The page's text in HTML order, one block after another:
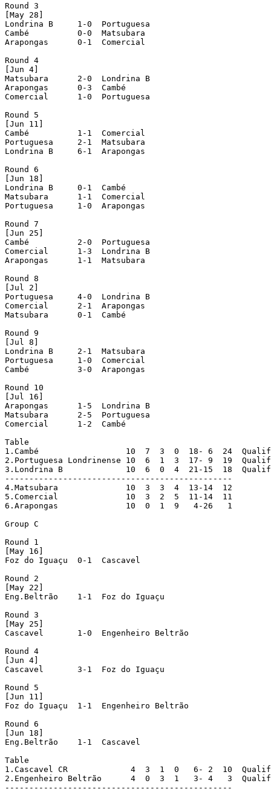
Round 3
[May 28]
Londrina B     1-0  Portuguesa
Cambé          0-0  Matsubara
Arapongas      0-1  Comercial
Round 4
[Jun 4]
Matsubara      2-0  Londrina B
Arapongas      0-3  Cambé
Comercial      1-0  Portuguesa
Round 5
[Jun 11]
Cambé          1-1  Comercial
Portuguesa     2-1  Matsubara
Londrina B     6-1  Arapongas
Round 6
[Jun 18]
Londrina B     0-1  Cambé
Matsubara      1-1  Comercial
Portuguesa     1-0  Arapongas
Round 7
[Jun 25]
Cambé          2-0  Portuguesa
Comercial      1-3  Londrina B
Arapongas      1-1  Matsubara
Round 8
[Jul 2]
Portuguesa     4-0  Londrina B
Comercial      2-1  Arapongas
Matsubara      0-1  Cambé
Round 9
[Jul 8]
Londrina B     2-1  Matsubara
Portuguesa     1-0  Comercial
Cambé          3-0  Arapongas
Round 10
[Jul 16]
Arapongas      1-5  Londrina B
Matsubara      2-5  Portuguesa
Comercial      1-2  Cambé
Table
1.Cambé                  10  7  3  0  18- 6  24
2.Portuguesa Londrinense 10  6  1  3  17- 9  19
3.Londrina B             10  6  0  4  21-15  18
-----------------------------------------------
4.Matsubara              10  3  3  4  13-14  12
5.Comercial              10  3  2  5  11-14  11
6.Arapongas              10  0  1  9   4-26   1
Group C
Round 1
[May 16]
Foz do Iguaçu  0-1  Cascavel
Round 2
[May 22]
Eng.Beltrão    1-1  Foz do Iguaçu
Round 3
[May 25]
Cascavel       1-0  Engenheiro Beltrão
Round 4
[Jun 4]
Cascavel       3-1  Foz do Iguaçu
Round 5
[Jun 11]
Foz do Iguaçu  1-1  Engenheiro Beltrão
Round 6
[Jun 18]
Eng.Beltrão    1-1  Cascavel
Table
1.Cascavel CR             4  3  1  0   6- 2  10
2.Engenheiro Beltrão      4  0  3  1   3- 4   3